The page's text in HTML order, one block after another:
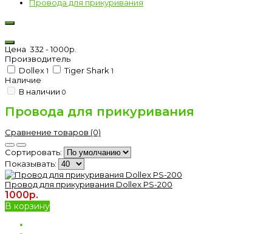
Провода для прикуривания
Цена 332 -1000р.
Производитель
Dollex 1 Tiger Shark 1
Наличие
В наличии 0
Провода для прикуривания
Сравнение товаров (0)
Сортировать:
Показывать:
Провод для прикуривания Dollex PS-200
1000р.
В корзину